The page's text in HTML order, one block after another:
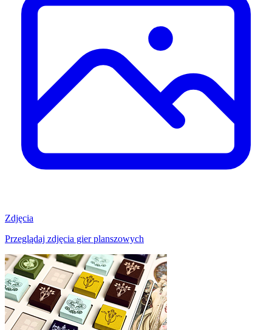
Zdjęcia
Przeglądaj zdjęcia gier planszowych